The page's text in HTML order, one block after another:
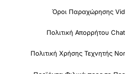
Όροι Παραχώρησης
Πολιτική Απορρήτου
Πολιτική Χρήσης Τεχνητής